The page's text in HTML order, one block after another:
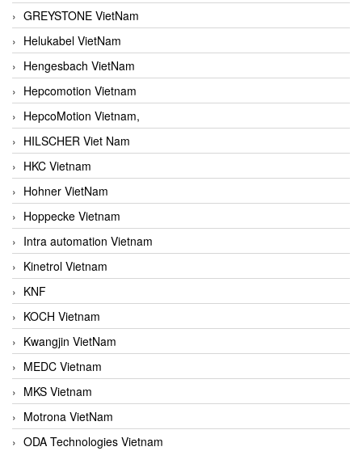
GREYSTONE VietNam
Helukabel VietNam
Hengesbach VietNam
Hepcomotion Vietnam
HepcoMotion Vietnam,
HILSCHER Viet Nam
HKC Vietnam
Hohner VietNam
Hoppecke Vietnam
Intra automation Vietnam
Kinetrol Vietnam
KNF
KOCH Vietnam
Kwangjin VietNam
MEDC Vietnam
MKS Vietnam
Motrona VietNam
ODA Technologies Vietnam